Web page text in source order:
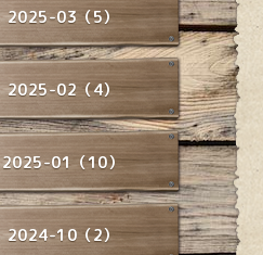
2025-03（5）
2025-02（4）
2025-01（10）
2024-10（2）